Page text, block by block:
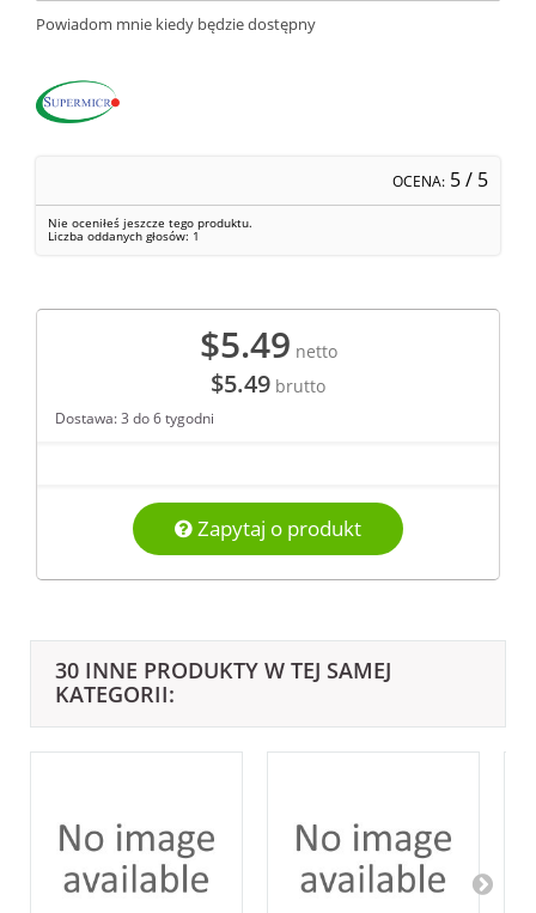
Powiadom mnie kiedy będzie dostępny
OCENA: 5/ 5
Nie oceniłeś jeszcze tego produktu.
Liczba oddanych głosów: 1
$5.49 netto
$5.49 brutto
Dostawa: 3 do 6 tygodni
Zapytaj o produkt
30 INNE PRODUKTY W TEJ SAMEJ
KATEGORII: